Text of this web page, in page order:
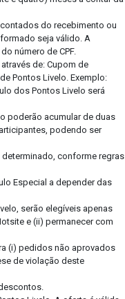
do recebimento ou
seja válido. A
número de CPF.
de: Cupom de
Pontos Livelo. Exemplo:
dos Pontos Livelo será
poderão acumular de duas
podendo ser
conforme regras
Especial a depender das
serão elegíveis apenas
e (ii) permanecer com
(i) pedidos não aprovados
de violação deste